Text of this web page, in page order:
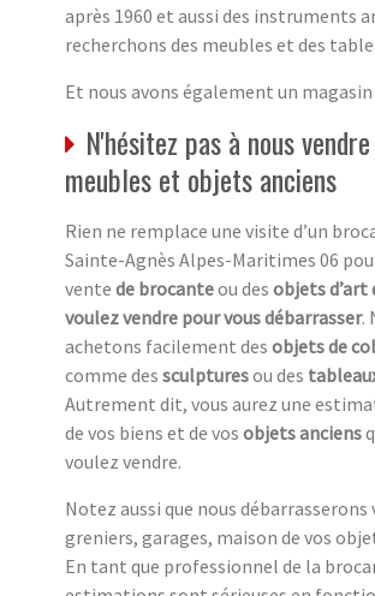
après 1960 et aussi des instruments
recherchons des meubles et des
Et nous avons également un magasin
N'hésitez pas à nous
meubles et objets anciens
Rien ne remplace une visite d’un
Sainte-Agnès Alpes-Maritimes 06
vente de brocanteou des objets d’art
voulez vendre pour vous débarrasser.
achetons facilement des objets de
comme des sculpturesou des
Autrement dit, vous aurez une
de vos biens et de vos objets anciens
voulez vendre.
Notez aussi que nous débarrasserons
greniers, garages, maison de vos
En tant que professionnel de la